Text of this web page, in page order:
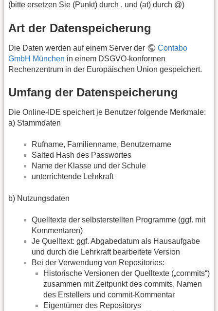
(bitte ersetzen Sie (Punkt) durch . und (at) durch @)
Art der Datenspeicherung
Die Daten werden auf einem Server der
Contabo
GmbH München in einem DSGVO-konformen
Rechenzentrum in der Europäischen Union gespeichert.
Umfang der Datenspeicherung
Die Online-IDE speichert je Benutzer folgende Merkmale:
a) Stammdaten
Rufname, Familienname, Benutzername
Salted Hash des Passwortes
Name der Klasse und der Schule
unterrichtende Lehrkraft
b) Nutzungsdaten
Quelltexte der selbsterstellten Programme (ggf. mit
Kommentaren)
Je Quelltext: ggf. Abgabedatum als Hausaufgabe
und durch die Lehrkraft bearbeitete Version
Bei der Verwendung von Repositories:
Historische Versionen der Quelltexte („commits“)
zusammen mit Zeitpunkt des commits, Namen
des Erstellers und commit-Kommentar
Eigentümer des Repositorys